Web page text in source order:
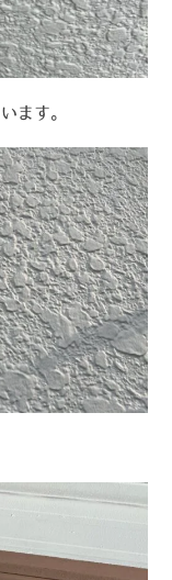
ます。